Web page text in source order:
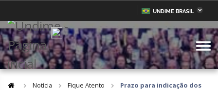
PARA
O
CONTEÚDO
UNDIME BRASIL
Amazonas Amapá
Bahia Ceará
Notícia Fique Atento
Prazo para indicação dos